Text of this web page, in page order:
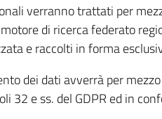
verranno trattati per
di ricerca federato
e raccolti in forma
dei dati avverrà per
32 e ss. del GDPR ed in